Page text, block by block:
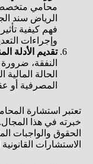
محامي
الرياض سند
فهم كيفية
وإجراءات
تقديم الأدلة
النفقة،
الحالة
المصرفية أو
تعتبر استشارة
خبرته في هذا
الحقوق والواجبات
الاستشارات